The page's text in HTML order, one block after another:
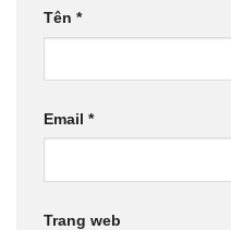
Tên *
Email *
Trang web